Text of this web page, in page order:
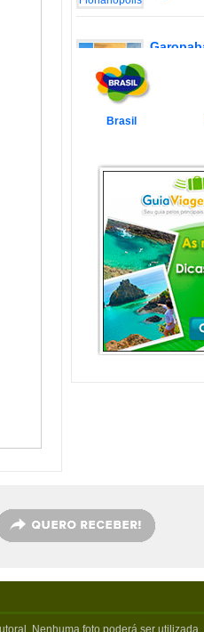
Garopaba
Catarina a
Veja mais...
com
pode ser
Veja mais...
Balneário
Catarina,
Veja mais...
5
Brasil
Nenhuma foto poderá ser